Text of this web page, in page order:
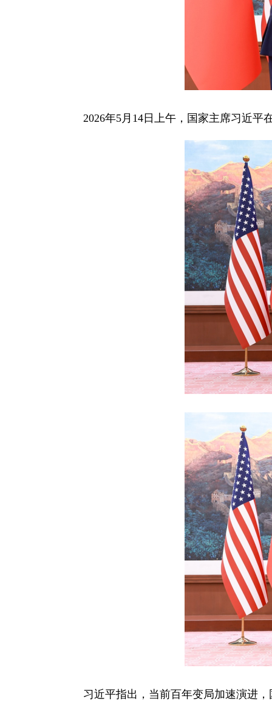
2026年5月14日上午，国家主席习近
习近平指出，当前百年变局加速演进